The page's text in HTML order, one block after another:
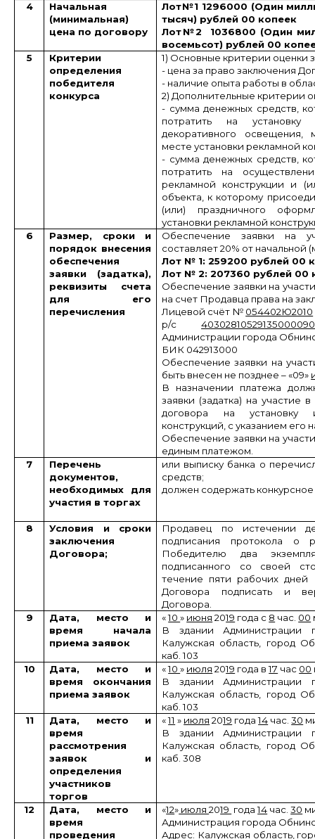
4
Начальная
(минимальная)
цена по договору
Лот№1 1296000 (Один
тысяч) рублей 00 копеек
Лот№2 1036800 (Один
восемьсот) рублей 00
5
Критерии
определения
победителя
конкурса
1) Основные критерии оценки
- цена за право заключения
- наличие опыта работы в
2) Дополнительные критерии
- сумма денежных средств,
потратить на
декоративного
месте установки рекламной
- сумма денежных средств,
потратить на
рекламной конструкции и
объекта, к которому
(или) праздничного
установки рекламной
6
Размер, сроки и
порядок внесения
обеспечения
заявки (задатка),
реквизиты счета
для его
перечисления
Обеспечение заявки на
составляет 20% от начальной
Лот № 1: 259200 рублей 00
Лот № 2: 207360 рублей 00
Обеспечение заявки на
на счет Продавца права на
Лицевой счёт № 054402Ю2010
р/с40302810529135000090
Администрации города
БИК 042913000
Обеспечение заявки на
быть внесен не позднее – «09»
В назначении платежа
заявки (задатка) на участие
договора на установку
конструкций, с указанием его
Обеспечение заявки на
единым платежом.
7
Перечень
документов,
необходимых для
участия в торгах
или выписку банка о
средств;
должен содержать
8
Условия и сроки
заключения
Договора;
Продавец по истечении
подписания протокола о
Победителю два
подписанного со своей
течение пяти рабочих дней
Договора подписать и
Договора.
9
Дата, место и
время начала
приема заявок
«10» июня 2019 года с 8 час. 00
В здании Администрации
Калужская область, город
каб. 103
10
Дата, место и
время окончания
приема заявок
«10» июля 2019 года в17 час 00
В здании Администрации
Калужская область, город
каб. 103
11
Дата, место и
время
рассмотрения
заявок и
определения
участников
торгов
«11 » июля 2019 года14 час.30
В здании Администрации
Калужская область, город
каб. 308
12
Дата, место и
время
проведения
«12» июля2019 года14 час.30
Администрация города
Адрес: Калужская область,